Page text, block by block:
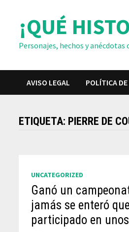
contenido¡QUÉ
Personajes, hechos y
AVISO LEGAL POLÍTICA DE
ETIQUETA: PIERRE DE
UNCATEGORIZED
Ganó un
jamás se enteró
participado en